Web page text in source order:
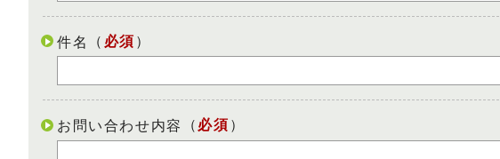
件名 （ 必須 ）
お問い合わせ内容 （ 必須 ）